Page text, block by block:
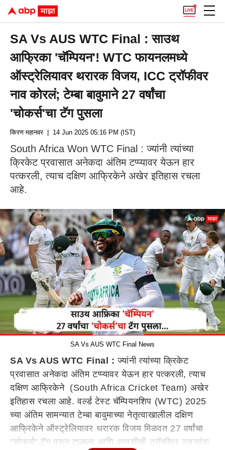
SA Vs AUS WTC Final : साउथ
आफ्रिका 'चॅम्पियन'! WTC फायनलमध्ये
ऑस्ट्रेलियावर थरारक विजय, ICC ट्रॉफीवर
नाव कोरलं; टेम्बा बावुमाने 27 वर्षांचा
'चोकर्स'चा टॅग पुसला
किरण महानवर | 14 Jun 2025 05:16 PM (IST)
South Africa Won WTC Final : ज्यांनी त्यांच्या
क्रिकेट प्रवासात अनेकदा अंतिम टप्प्यावर येऊन हार
पत्करली, त्याच दक्षिण आफ्रिकेने अखेर इतिहास रचला
आहे.
SA Vs AUS WTC Final News
SA Vs AUS WTC Final : ज्यांनी त्यांच्या क्रिकेट
प्रवासात अनेकदा अंतिम टप्प्यावर येऊन हार पत्करली, त्याच
दक्षिण आफ्रिकेने (South Africa Cricket Team) अखेर
इतिहास रचला आहे. वर्ल्ड टेस्ट चॅम्पियनशिप (WTC) 2025
च्या अंतिम सामन्यात टेम्बा बावुमाच्या नेतृत्वाखालील दक्षिण
आफ्रिकेने ऑस्ट्रेलियावर थरारक विजय मिळवत 27 वर्षांचा
"चोकर्स" टॅग पुसून टाकला आणि आयसीसी ट्रॉफीवर दुसऱ्यांदा